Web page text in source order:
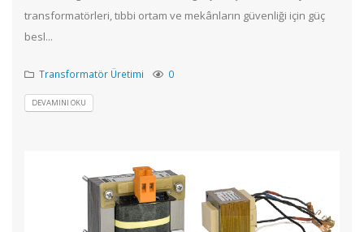
transformatörleri, tıbbi ortam ve mekânların güvenliği için güç
besl...
Transformatör Üretimi 0
DEVAMINI OKU